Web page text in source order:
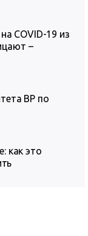
COVID-19 из
–
ВР по
как это